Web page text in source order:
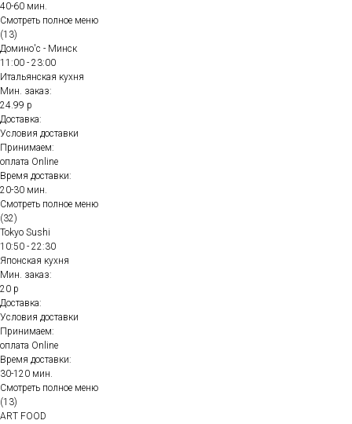
40-60 мин.
Смотреть полное меню
(13)
Домино'с - Минск
11:00 - 23:00
Итальянская кухня
Мин. заказ:
24.99 р
Доставка:
Условия доставки
Принимаем:
оплата Online
Время доставки:
20-30 мин.
Смотреть полное меню
(32)
Tokyo Sushi
10:50 - 22:30
Японская кухня
Мин. заказ:
20 р
Доставка:
Условия доставки
Принимаем:
оплата Online
Время доставки:
30-120 мин.
Смотреть полное меню
(13)
ART FOOD